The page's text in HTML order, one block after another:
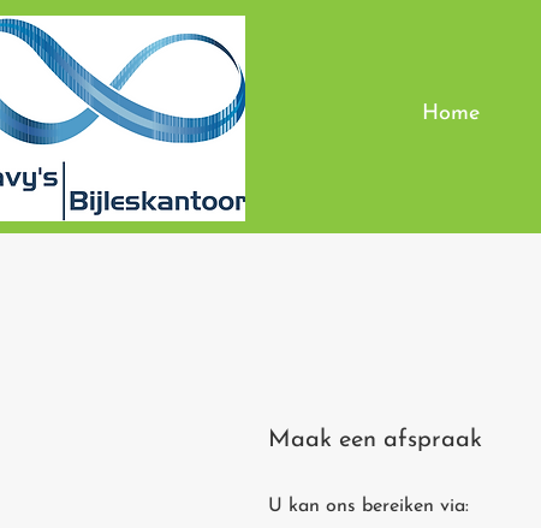
Home
Maak een afspraak
U kan ons bereiken via: